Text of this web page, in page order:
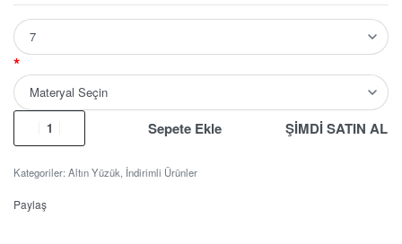
*
Sepete Ekle ŞİMDİ SATIN AL
Kategoriler: Altın Yüzük İndirimli Ürünler
Paylaş